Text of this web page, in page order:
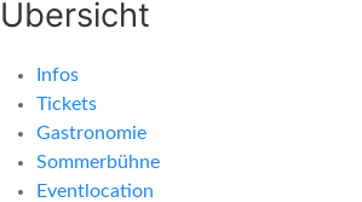
Übersicht
Infos
Tickets
Gastronomie
Sommerbühne
Eventlocation